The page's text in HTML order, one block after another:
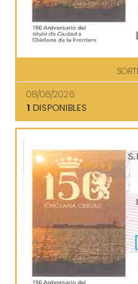
08/08/2026
1 DISPONIBLES